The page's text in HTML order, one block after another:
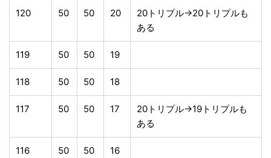
120 50 50 20
20トリプル→20トリプルも
ある
119 50 50 19
118 50 50 18
117 50 50 17
20トリプル→19トリプルも
ある
116 50 50 16